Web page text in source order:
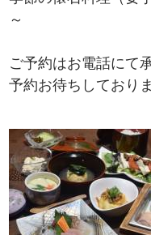
～ 8,500円
ご予約はお電話にて
予約お待ちしており